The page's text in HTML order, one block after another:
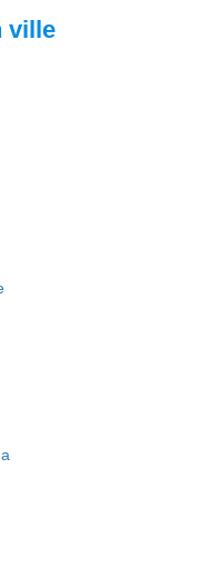
ville